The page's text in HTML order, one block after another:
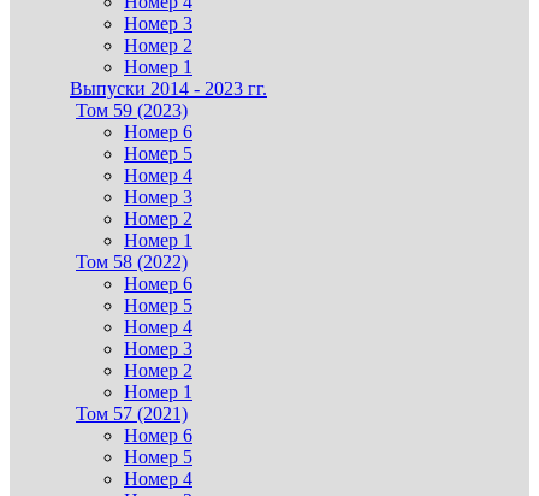
Номер 3
Номер 2
Номер 1
Выпуски 2014 - 2023 гг.
Том 59 (2023)
Номер 6
Номер 5
Номер 4
Номер 3
Номер 2
Номер 1
Том 58 (2022)
Номер 6
Номер 5
Номер 4
Номер 3
Номер 2
Номер 1
Том 57 (2021)
Номер 6
Номер 5
Номер 4